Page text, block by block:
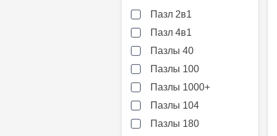
Пазл 2в1
Пазл 4в1
Пазлы 40
Пазлы 100
Пазлы 1000+
Пазлы 104
Пазлы 180